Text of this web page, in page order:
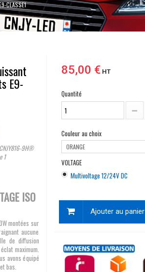
CLASSE1
E9-
9H®
1
ISO
montées sur
aucune
de diffusion
maximum.
avons équipé
bas.
85,00 €HT
Quantité
Couleur au choix
ORANGE
VOLTAGE
Multivoltage 12/24V DC
Ajouter au panier